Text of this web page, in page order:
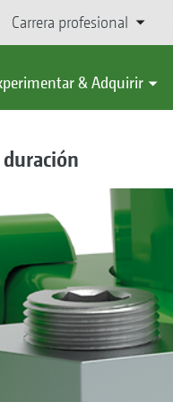
Carrera profesional
& Adquirir